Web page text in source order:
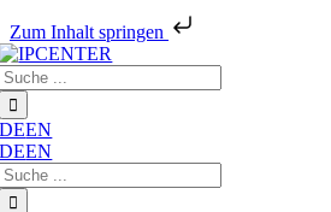
Zum Inhalt springen
Zum
Inhalt
springen
DEEN
DEEN